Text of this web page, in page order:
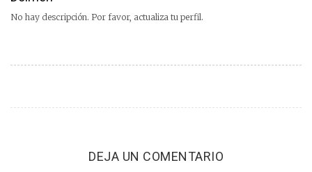
No hay descripción. Por favor, actualiza tu perfil.
DEJA UN COMENTARIO